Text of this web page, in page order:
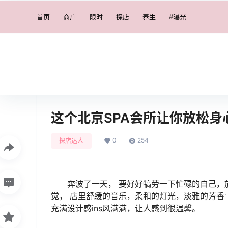
首页 商户 限时 探店 养生 #曝光
这个北京SPA会所让你放松
探店达人 0 254
奔波了一天， 要好好犒劳一下忙碌的自己
觉， 店里舒缓的音乐，柔和的灯光，淡雅的芳
充满设计感ins风满满，让人感到很温馨。